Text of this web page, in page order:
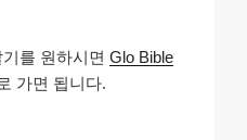
를 원하시면 Glo Bible
가면 됩니다.